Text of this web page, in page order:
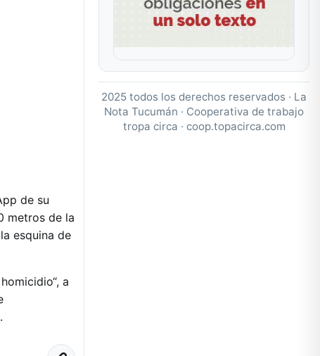
de su
metros de la
esquina de
a
2025 todos los derechos reservados · La
Nota Tucumán · Cooperativa de trabajo
tropa circa · coop.topacirca.com